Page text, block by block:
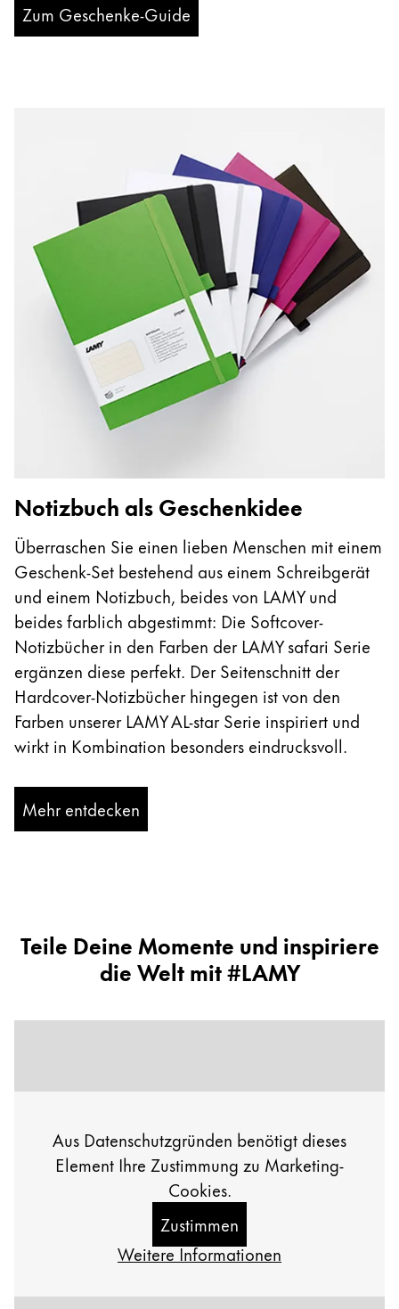
Zum Geschenke-Guide
Notizbuch als Geschenkidee
Überraschen Sie einen lieben Menschen mit einem
Geschenk-Set bestehend aus einem Schreibgerät
und einem Notizbuch, beides von LAMY und
beides farblich abgestimmt: Die Softcover-
Notizbücher in den Farben der LAMY safari Serie
ergänzen diese perfekt. Der Seitenschnitt der
Hardcover-Notizbücher hingegen ist von den
Farben unserer LAMY AL-star Serie inspiriert und
wirkt in Kombination besonders eindrucksvoll.
Mehr entdecken
Teile Deine Momente und inspiriere
die Welt mit #LAMY
Aus Datenschutzgründen benötigt dieses
Element Ihre Zustimmung zu Marketing-
Cookies.
Zustimmen
Weitere Informationen